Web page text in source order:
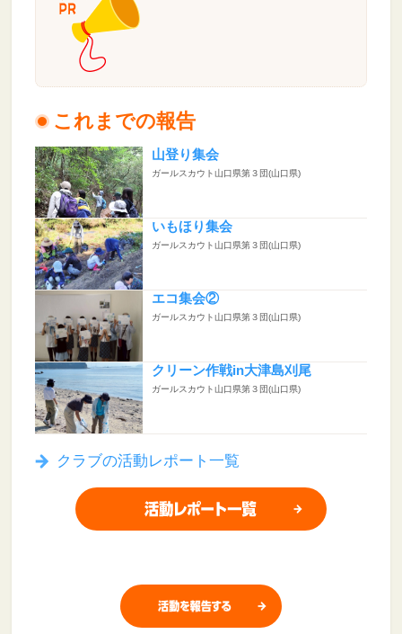
これまでの報告
山登り集会
ガールスカウト山口県第３団(山口県)
いもほり集会
ガールスカウト山口県第３団(山口県)
エコ集会②
ガールスカウト山口県第３団(山口県)
クリーン作戦in大津島刈尾
ガールスカウト山口県第３団(山口県)
クラブの活動レポート一覧